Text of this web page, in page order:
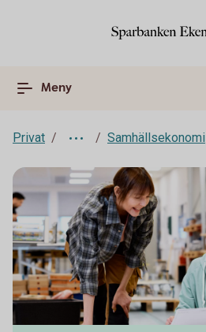
Meny
Privat Samhällsekonomi